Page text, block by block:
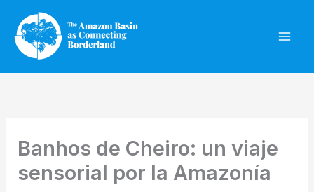
content
Banhos de Cheiro: un viaje
sensorial por la Amazonía